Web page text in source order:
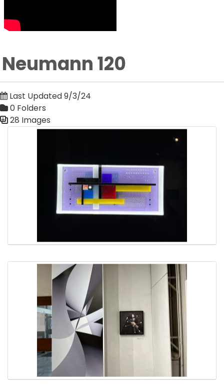
Neumann 120
Last Updated 9/3/24
0 Folders
28 Images
Media Gallery